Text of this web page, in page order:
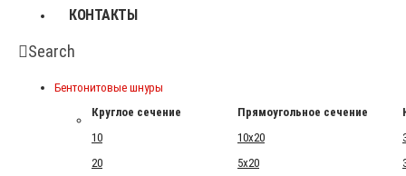
КОНТАКТЫ
Search
Бентонитовые шнуры
Круглое сечение
Прямоугольное сечение
10
10x20
20
5x20